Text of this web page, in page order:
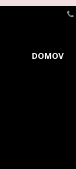
DOMOV